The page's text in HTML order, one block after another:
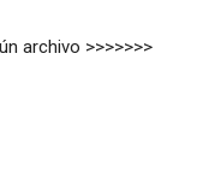
archivo >>>>>>>